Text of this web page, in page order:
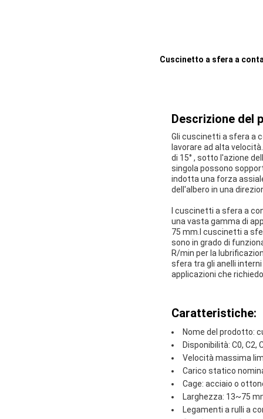
Cuscinetto a sfera a
Descrizione del
Gli cuscinetti a sfera a
lavorare ad alta
di 15° , sotto l'azione
singola possono
indotta una forza
dell'albero in una
I cuscinetti a sfera a
una vasta gamma di
75 mm.I cuscinetti a
sono in grado di
R/min per la
sfera tra gli anelli
applicazioni che
Caratteristiche:
Nome del prodotto:
Disponibilità: C0, C2,
Velocità massima
Carico statico
Cage: acciaio o
Larghezza: 13~75
Legamenti a rulli a